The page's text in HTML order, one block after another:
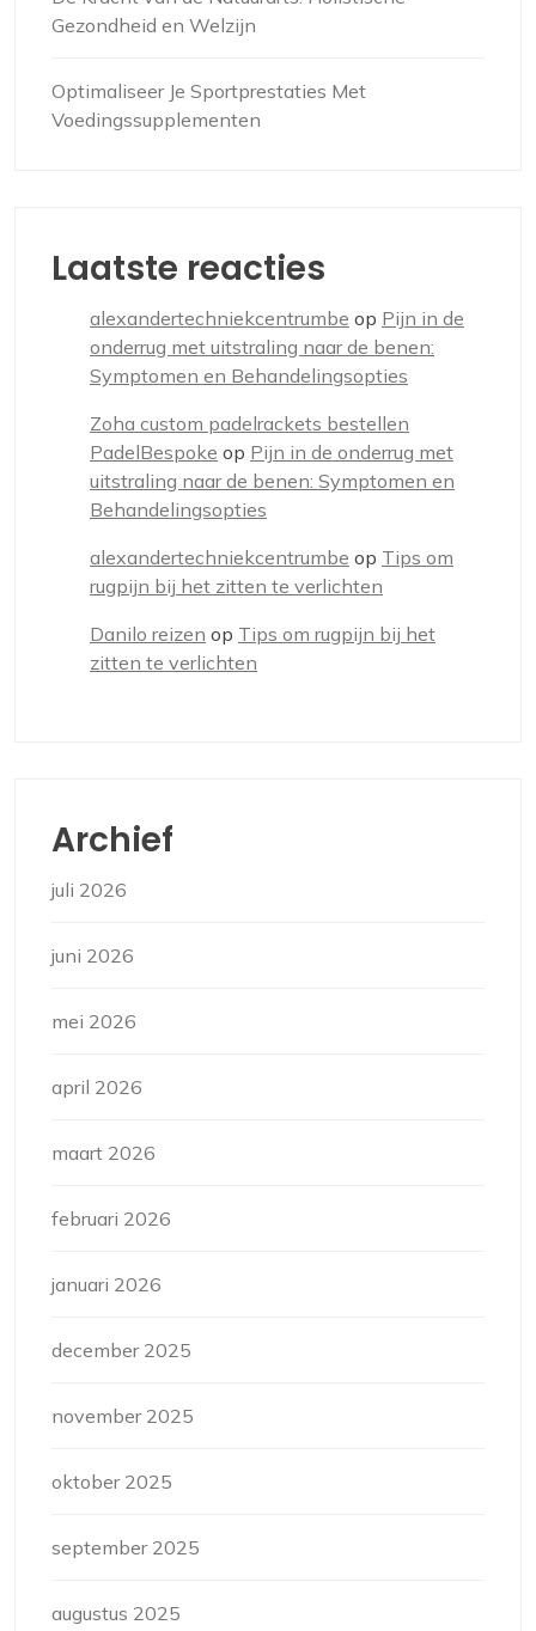
Gezondheid en Welzijn
Optimaliseer Je Sportprestaties Met
Voedingssupplementen
Laatste reacties
alexandertechniekcentrumbe op Pijn in de
onderrug met uitstraling naar de benen:
Symptomen en Behandelingsopties
Zoha custom padelrackets bestellen
PadelBespoke op Pijn in de onderrug met
uitstraling naar de benen: Symptomen en
Behandelingsopties
alexandertechniekcentrumbe op Tips om
rugpijn bij het zitten te verlichten
Danilo reizen op Tips om rugpijn bij het
zitten te verlichten
Archief
juli 2026
juni 2026
mei 2026
april 2026
maart 2026
februari 2026
januari 2026
december 2025
november 2025
oktober 2025
september 2025
augustus 2025